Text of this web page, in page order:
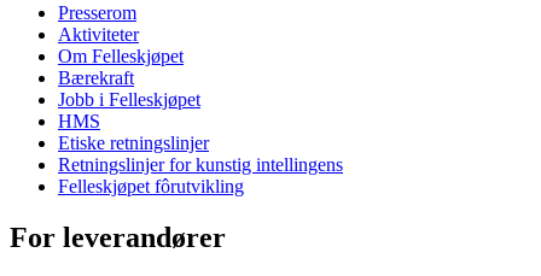
Presserom
Aktiviteter
Om Felleskjøpet
Bærekraft
Jobb i Felleskjøpet
HMS
Etiske retningslinjer
Retningslinjer for kunstig intellingens
Felleskjøpet fôrutvikling
For leverandører